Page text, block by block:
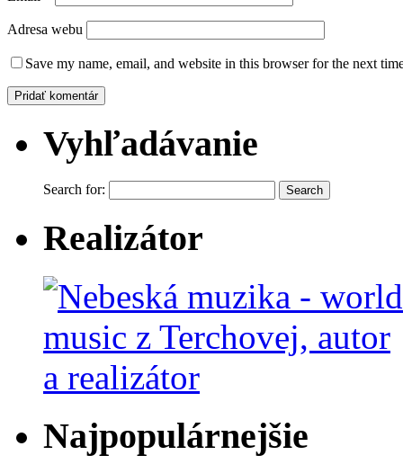
Adresa webu
Save my name, email, and website in this browser for the next
Vyhľadávanie
Search for:
Realizátor
Najpopulárnejšie